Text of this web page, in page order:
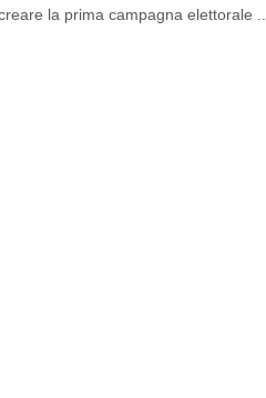
la prima campagna elettorale ...